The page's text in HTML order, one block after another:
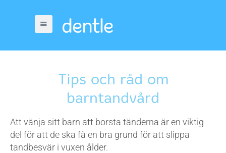
Tips och råd om
barntandvård
Att vänja sitt barn att borsta tänderna är en viktig
del för att de ska få en bra grund för att slippa
tandbesvär i vuxen ålder.